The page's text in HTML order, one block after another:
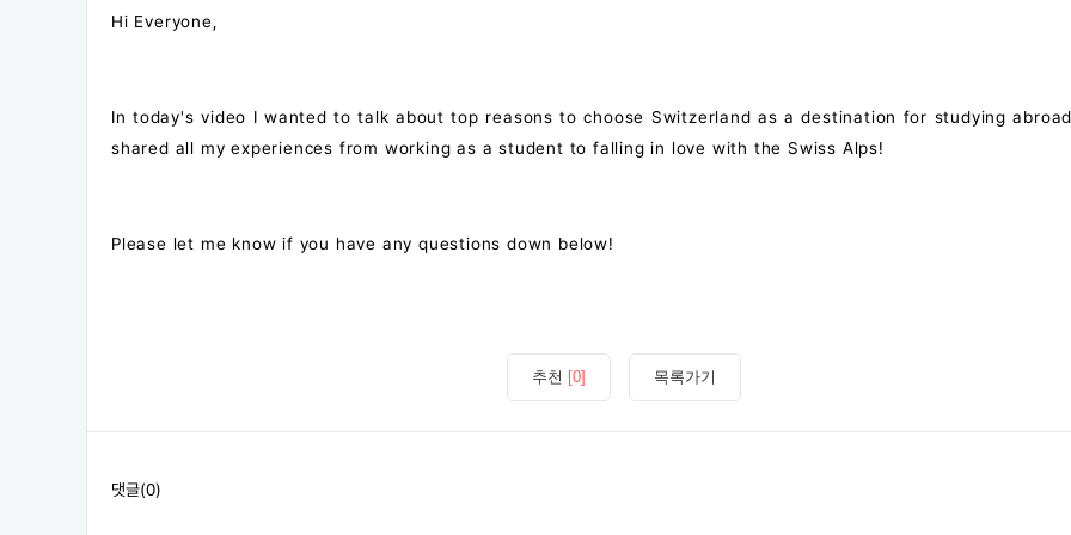
Hi Everyone,
In today's video I wanted to talk about top reasons to choose Switzerland as a destination for studying
shared all my experiences from working as a student to falling in love with the Swiss Alps!
Please let me know if you have any questions down below!
추천 [0] 목록가기
댓글(0)